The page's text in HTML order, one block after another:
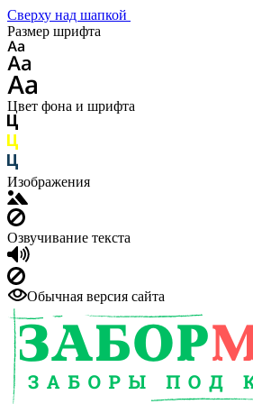
Сверху над шапкой
Размер шрифта
Цвет фона и шрифта
Изображения
Озвучивание текста
Обычная версия сайта